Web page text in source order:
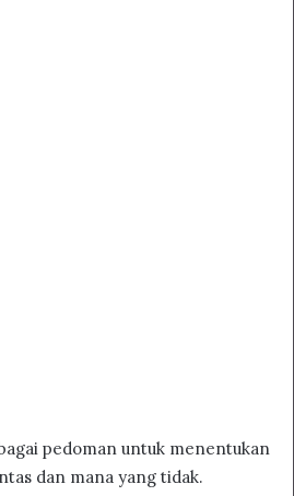
pedoman untuk menentukan
dan mana yang tidak.